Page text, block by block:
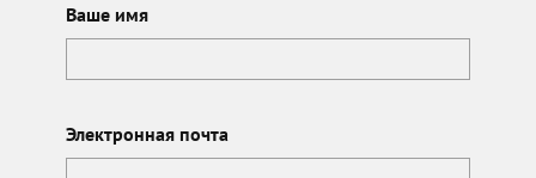
Ваше имя
Электронная почта